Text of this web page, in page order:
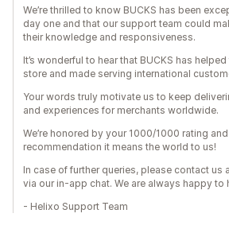
We’re thrilled to know BUCKS has been
day one and that our support team could
their knowledge and responsiveness.
It’s wonderful to hear that BUCKS has
store and made serving international
Your words truly motivate us to keep
and experiences for merchants worldwide.
We’re honored by your 1000/1000 rating
recommendation it means the world to us!
In case of further queries, please contact us
via our in-app chat. We are always happy to
- Helixo Support Team